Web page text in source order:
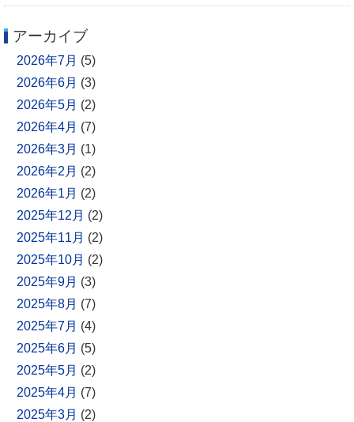
アーカイブ
2026年7月 (5)
2026年6月 (3)
2026年5月 (2)
2026年4月 (7)
2026年3月 (1)
2026年2月 (2)
2026年1月 (2)
2025年12月 (2)
2025年11月 (2)
2025年10月 (2)
2025年9月 (3)
2025年8月 (7)
2025年7月 (4)
2025年6月 (5)
2025年5月 (2)
2025年4月 (7)
2025年3月 (2)